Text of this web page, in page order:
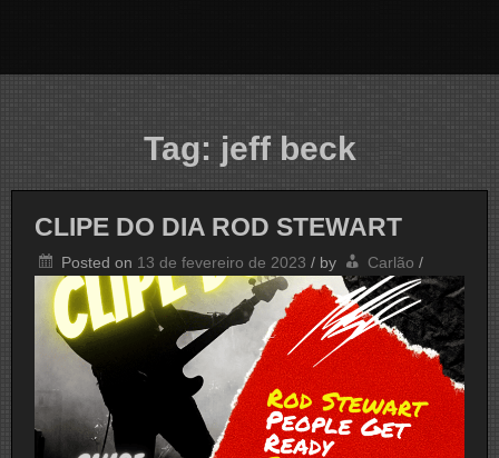
Tag: jeff beck
CLIPE DO DIA ROD STEWART
Posted on 13 de fevereiro de 2023 / by Carlão /